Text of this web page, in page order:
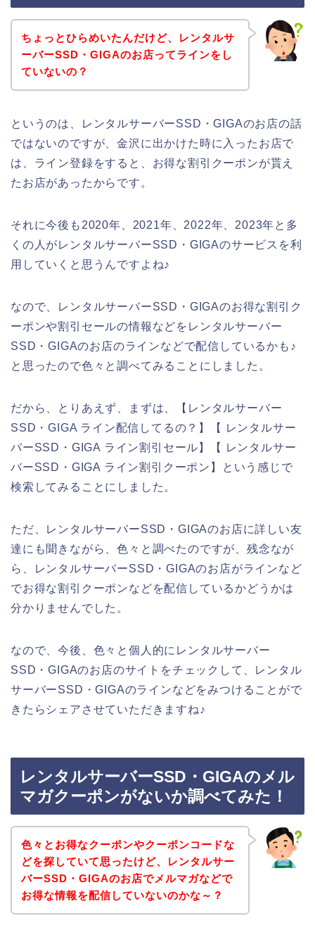
ちょっとひらめいたんだけど、レンタルサ
ーバーSSD・GIGAのお店ってラインをし
ていないの？
というのは、レンタルサーバーSSD・GIGAのお店の話
ではないのですが、金沢に出かけた時に入ったお店で
は、ライン登録をすると、お得な割引クーポンが貰え
たお店があったからです。
それに今後も2020年、2021年、2022年、2023年と多
くの人がレンタルサーバーSSD・GIGAのサービスを利
用していくと思うんですよね♪
なので、レンタルサーバーSSD・GIGAのお得な割引ク
ーポンや割引セールの情報などをレンタルサーバー
SSD・GIGAのお店のラインなどで配信しているかも♪
と思ったので色々と調べてみることにしました。
だから、とりあえず、まずは、【レンタルサーバー
SSD・GIGA ライン配信してるの？】【 レンタルサー
バーSSD・GIGA ライン割引セール】【 レンタルサー
バーSSD・GIGA ライン割引クーポン】という感じで
検索してみることにしました。
ただ、レンタルサーバーSSD・GIGAのお店に詳しい友
達にも聞きながら、色々と調べたのですが、残念なが
ら、レンタルサーバーSSD・GIGAのお店がラインなど
でお得な割引クーポンなどを配信しているかどうかは
分かりませんでした。
なので、今後、色々と個人的にレンタルサーバー
SSD・GIGAのお店のサイトをチェックして、レンタル
サーバーSSD・GIGAのラインなどをみつけることがで
きたらシェアさせていただきますね♪
レンタルサーバーSSD・GIGAのメル
マガクーポンがないか調べてみた！
色々とお得なクーポンやクーポンコードな
どを探していて思ったけど、レンタルサー
バーSSD・GIGAのお店でメルマガなどで
お得な情報を配信していないのかな～？